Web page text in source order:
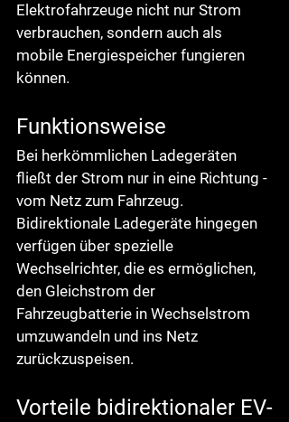
Elektrofahrzeuge nicht nur Strom
verbrauchen, sondern auch als
mobile Energiespeicher fungieren
können.
Funktionsweise
Bei herkömmlichen Ladegeräten
fließt der Strom nur in eine Richtung -
vom Netz zum Fahrzeug.
Bidirektionale Ladegeräte hingegen
verfügen über spezielle
Wechselrichter, die es ermöglichen,
den Gleichstrom der
Fahrzeugbatterie in Wechselstrom
umzuwandeln und ins Netz
zurückzuspeisen.
Vorteile bidirektionaler EV-